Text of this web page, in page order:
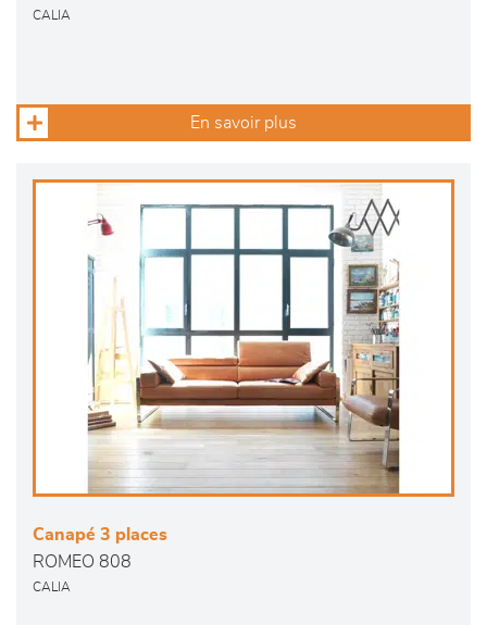
CALIA
En savoir plus
Canapé 3 places
ROMEO 808
CALIA